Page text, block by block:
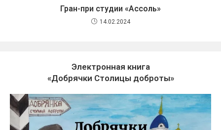
Гран-при студии «Ассоль»
14.02.2024
Электронная книга
«Добрячки Столицы доброты»